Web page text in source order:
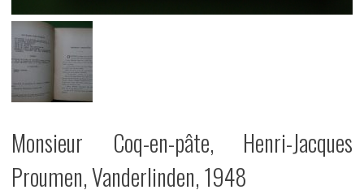
Monsieur Coq-en-pâte, Henri-Jacques
Proumen, Vanderlinden, 1948